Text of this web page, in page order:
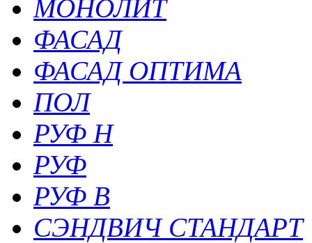
МОНОЛИТ
ФАСАД
ФАСАД ОПТИМА
ПОЛ
РУФ Н
РУФ
РУФ В
СЭНДВИЧ СТАНДАРТ